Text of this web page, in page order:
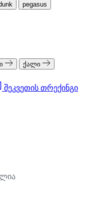
pegasus
ქალი
შეკვეთის თრექინგი